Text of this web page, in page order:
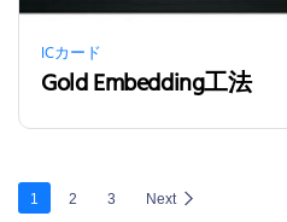
ICカード
Gold Embedding工法
1 2 3 Next